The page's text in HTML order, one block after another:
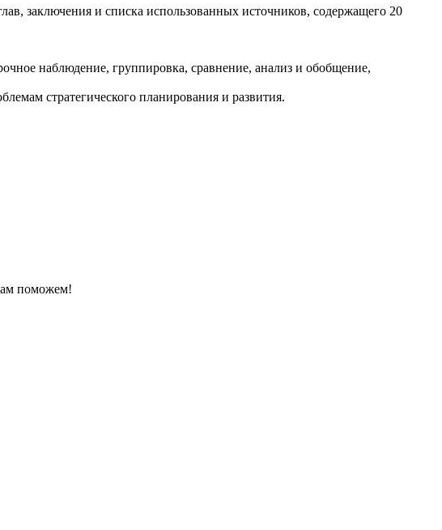
заключения и списка использованных источников, содержащего 20
наблюдение, группировка, сравнение, анализ и обобщение,
стратегического планирования и развития.
поможем!